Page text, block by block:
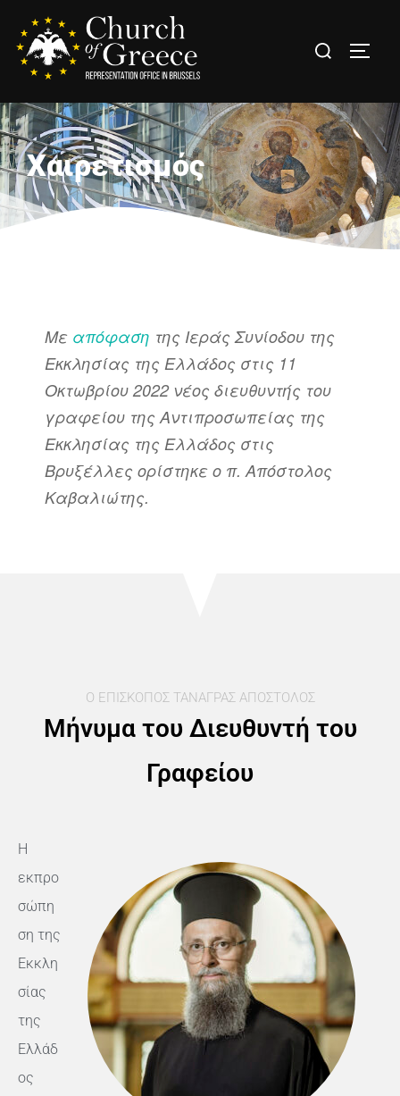
Χαιρετισμός
Με απόφαση της Ιεράς Συνίοδου της
Εκκλησίας της Ελλάδος στις 11
Οκτωβρίου 2022 νέος διευθυντής του
γραφείου της Αντιπροσωπείας της
Εκκλησίας της Ελλάδος στις
Βρυξέλλες ορίστηκε ο π. Απόστολος
Καβαλιώτης.
Ο ΕΠΊΣΚΟΠΟΣ ΤΑΝΆΓΡΑΣ ΑΠΌΣΤΟΛΟΣ
Μήνυμα του Διευθυντή του
Γραφείου
Η
εκπρο
σώπη
ση της
Εκκλη
σίας
της
Ελλάδ
ος